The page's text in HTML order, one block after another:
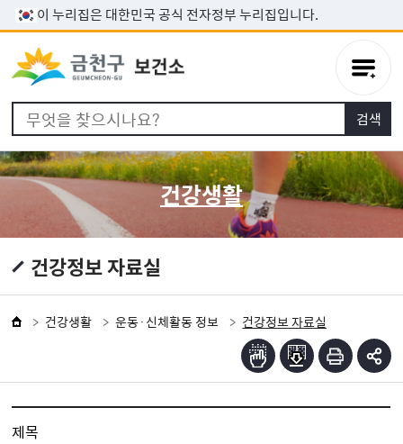
본문 바로가기
이 누리집은 대한민국 공식 전자정부 누리집입니다.
건강생활
건강정보 자료실
건강생활 운동·신체활동 정보 건강정보 자료실
제목